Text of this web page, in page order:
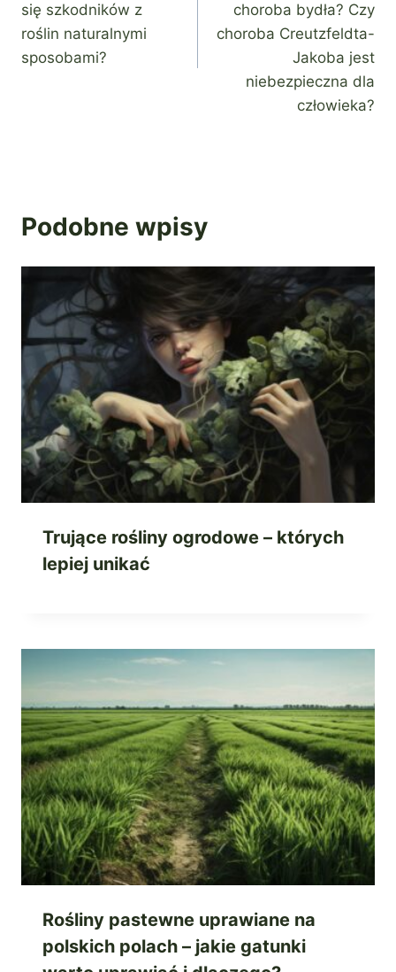
się szkodników z
roślin naturalnymi
sposobami?
choroba bydła? Czy
choroba Creutzfeldta-
Jakoba jest
niebezpieczna dla
człowieka?
Podobne wpisy
Trujące rośliny ogrodowe – których
lepiej unikać
Rośliny pastewne uprawiane na
polskich polach – jakie gatunki